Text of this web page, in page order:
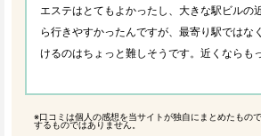
エステはとてもよかったし、大きな駅ビルの
ら行きやすかったんですが、最寄り駅ではな
けるのはちょっと難しそうです。近くならも
※口コミは個人の感想を当サイトが独自にまとめたもの
するものではありません。